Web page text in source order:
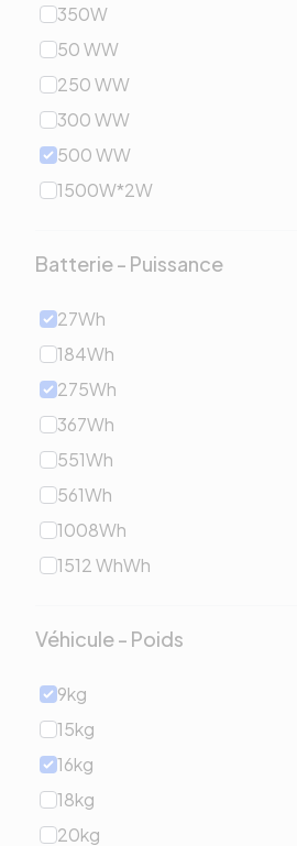
350W
50 WW
250 WW
300 WW
500 WW
1500W*2W
Batterie - Puissance
27Wh
184Wh
275Wh
367Wh
551Wh
561Wh
1008Wh
1512 WhWh
Véhicule - Poids
9kg
15kg
16kg
18kg
20kg